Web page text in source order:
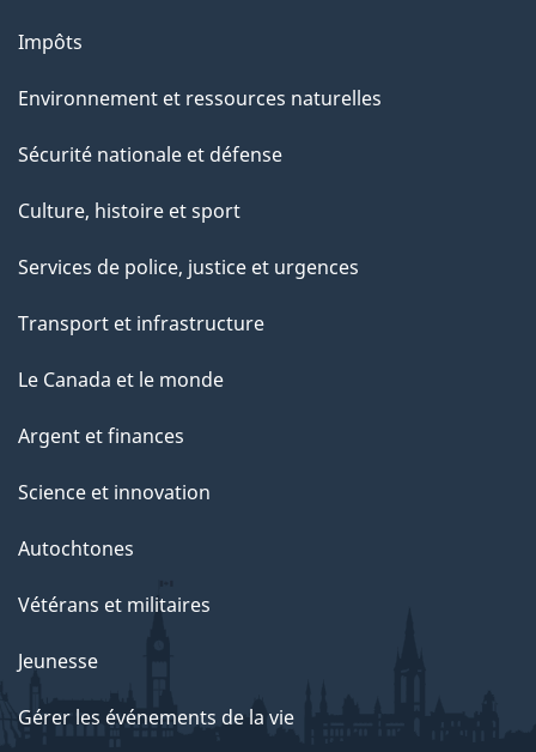
Impôts
Environnement et ressources naturelles
Sécurité nationale et défense
Culture, histoire et sport
Services de police, justice et urgences
Transport et infrastructure
Le Canada et le monde
Argent et finances
Science et innovation
Autochtones
Vétérans et militaires
Jeunesse
Gérer les événements de la vie